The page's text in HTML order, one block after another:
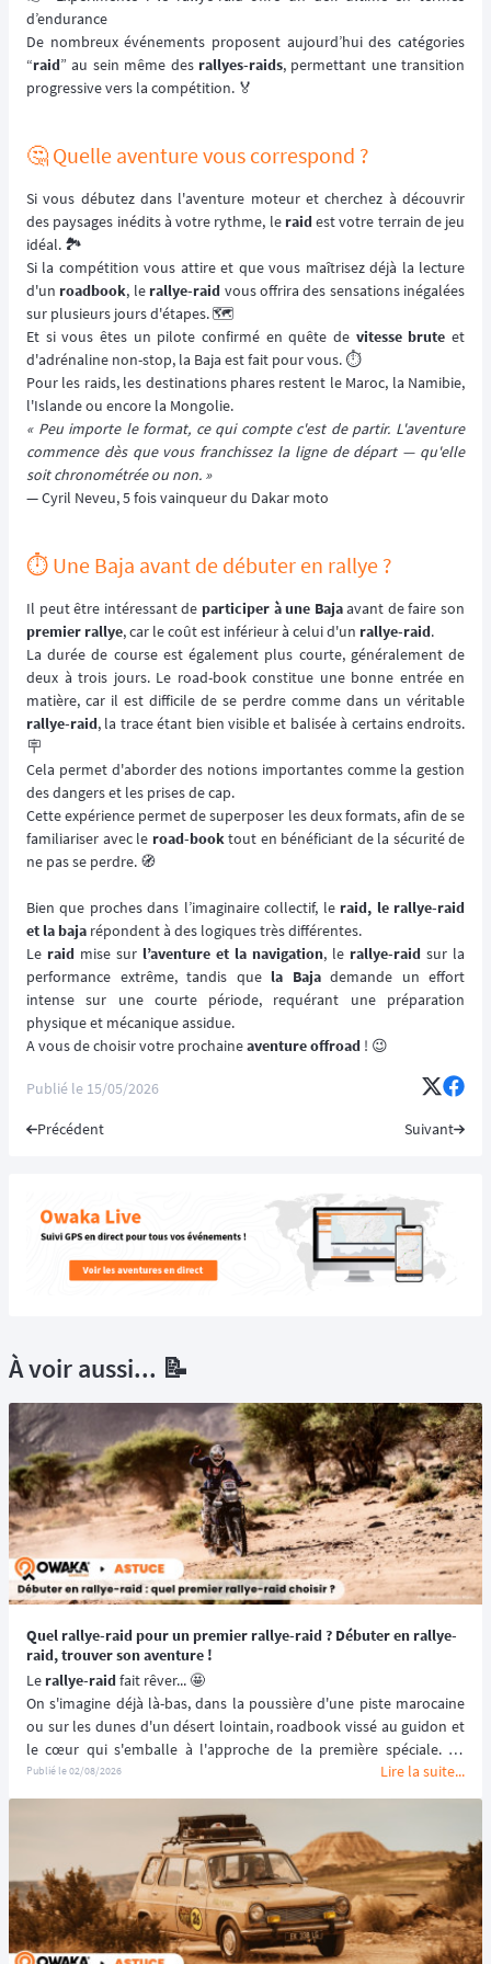
d’endurance
De nombreux événements proposent aujourd’hui des catégories
“raid” au sein même des rallyes-raids, permettant une transition
progressive vers la compétition. 🏅
🤔 Quelle aventure vous correspond ?
Si vous débutez dans l'aventure moteur et cherchez à découvrir
des paysages inédits à votre rythme, le raid est votre terrain de jeu
idéal. 🏞️
Si la compétition vous attire et que vous maîtrisez déjà la lecture
d'un roadbook, le rallye-raid vous offrira des sensations inégalées
sur plusieurs jours d'étapes. 🗺️
Et si vous êtes un pilote confirmé en quête de vitesse brute et
d'adrénaline non-stop, la Baja est fait pour vous. ⏱️
Pour les raids, les destinations phares restent le Maroc, la Namibie,
l'Islande ou encore la Mongolie.
« Peu importe le format, ce qui compte c'est de partir. L'aventure
commence dès que vous franchissez la ligne de départ — qu'elle
soit chronométrée ou non. »
— Cyril Neveu, 5 fois vainqueur du Dakar moto
⏱️ Une Baja avant de débuter en rallye ?
Il peut être intéressant de participer à une Bajaavant de faire son
premier rallye, car le coût est inférieur à celui d'un rallye-raid.
La durée de course est également plus courte, généralement de
deux à trois jours. Le road-book constitue une bonne entrée en
matière, car il est difficile de se perdre comme dans un véritable
rallye-raid, la trace étant bien visible et balisée à certains endroits.
🪧
Cela permet d'aborder des notions importantes comme la gestion
des dangers et les prises de cap.
Cette expérience permet de superposer les deux formats, afin de se
familiariser avec le road-booktout en bénéficiant de la sécurité de
ne pas se perdre. 🧭
Bien que proches dans l’imaginaire collectif, le raid, le rallye-raid
et la baja répondent à des logiques très différentes.
Le raid mise sur l’aventure et la navigation, le rallye-raid sur la
performance extrême, tandis que la Bajademande un effort
intense sur une courte période, requérant une préparation
physique et mécanique assidue.
A vous de choisir votre prochaineaventure offroad ! 😉
Publié le 15/05/2026
Précédent Suivant
À voir aussi... 📝
Quel rallye-raid pour un premier rallye-raid ? Débuter en rallye-
raid, trouver son aventure !
Le rallye-raid fait rêver... 🤩
On s'imagine déjà là-bas, dans la poussière d'une piste marocaine
ou sur les dunes d'un désert lointain, roadbook vissé au guidon et
le cœur qui s'emballe à l'approche de la première spéciale. Ce
moment, tous les grands pilotes de rallye-raid l'ont vécu un jour. Et
si c'était à votre tour ? 🫵
premier rallye-raid
limites du jour au lendemain : c'est choisir la bonne aventure, celle
qui vous fera grandir sans vous briser. Niveau technique, distance,
budget, encadrement... chaque détail compte pour transformer
l'envie en une expérience inoubliable plutôt qu'en épreuve subie.
Mais quel rallye-raid choisir pour débuter ? 🤔
Le rallye-raid est un univers complexe qui demande des
Publié le02/08/2026 Lire la suite...